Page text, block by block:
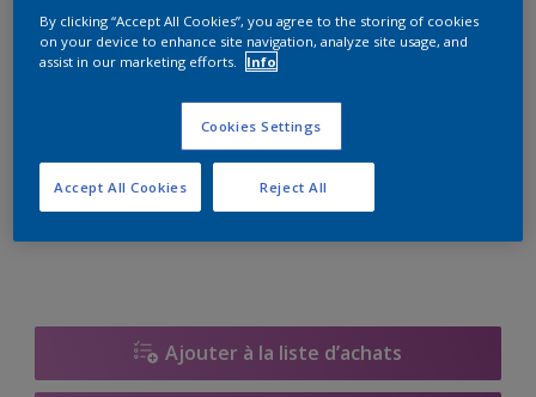
Format
Quantité
Ajouter à la liste d’achats
By clicking “Accept All Cookies”, you agree to the storing of cookies
on your device to enhance site navigation, analyze site usage, and
assist in our marketing efforts.
Info
Cookies Settings
Reject All
Accept All Cookies